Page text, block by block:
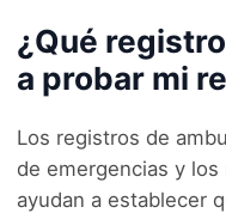
¿Qué
a probar mi
Los registros de
de emergencias y
ayudan a establecer